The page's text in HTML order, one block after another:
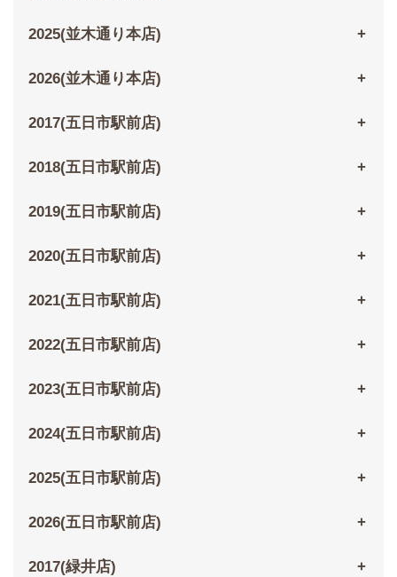
2025(並木通り本店)
2026(並木通り本店)
2017(五日市駅前店)
2018(五日市駅前店)
2019(五日市駅前店)
2020(五日市駅前店)
2021(五日市駅前店)
2022(五日市駅前店)
2023(五日市駅前店)
2024(五日市駅前店)
2025(五日市駅前店)
2026(五日市駅前店)
2017(緑井店)